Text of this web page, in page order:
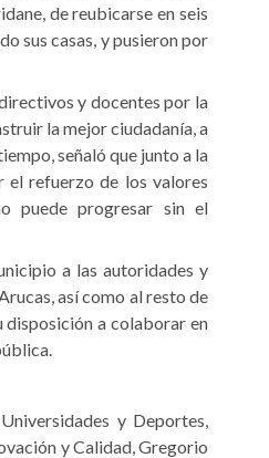
de reubicarse en seis
sus casas, y pusieron por
y docentes por la
la mejor ciudadanía, a
señaló que junto a la
el refuerzo de los valores
puede progresar sin el
a las autoridades y
así como al resto de
disposición a colaborar en
y Deportes,
y Calidad, Gregorio